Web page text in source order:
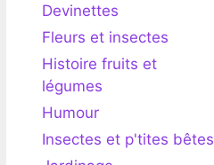
Devinettes
Fleurs et insectes
Histoire fruits et
légumes
Humour
Insectes et p'tites bêtes